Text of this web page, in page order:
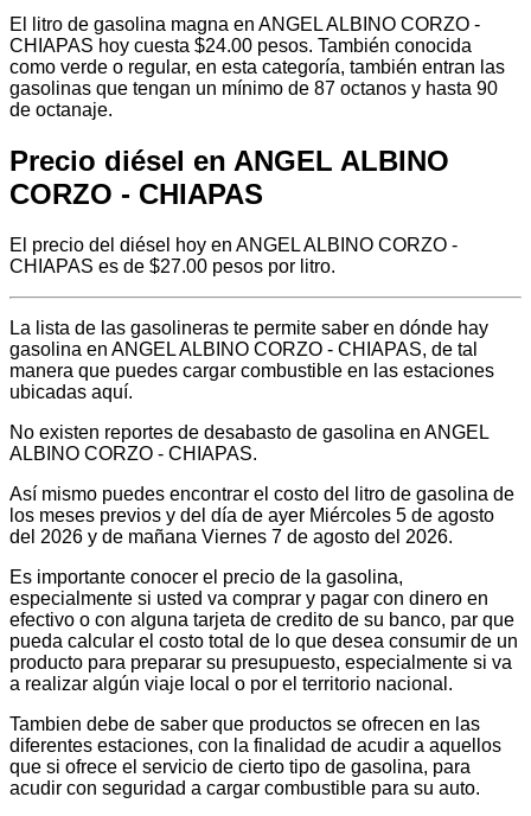
El litro de gasolina magna en ANGEL ALBINO CORZO -
CHIAPAS hoy cuesta $24.00 pesos. También conocida
como verde o regular, en esta categoría, también entran las
gasolinas que tengan un mínimo de 87 octanos y hasta 90
de octanaje.
Precio diésel en ANGEL ALBINO
CORZO - CHIAPAS
El precio del diésel hoy en ANGEL ALBINO CORZO -
CHIAPAS es de $27.00 pesos por litro.
La lista de las gasolineras te permite saber en dónde hay
gasolina en ANGEL ALBINO CORZO - CHIAPAS, de tal
manera que puedes cargar combustible en las estaciones
ubicadas aquí.
No existen reportes de desabasto de gasolina en ANGEL
ALBINO CORZO - CHIAPAS.
Así mismo puedes encontrar el costo del litro de gasolina de
los meses previos y del día de ayer Miércoles 5 de agosto
del 2026 y de mañana Viernes 7 de agosto del 2026.
Es importante conocer el precio de la gasolina,
especialmente si usted va comprar y pagar con dinero en
efectivo o con alguna tarjeta de credito de su banco, par que
pueda calcular el costo total de lo que desea consumir de un
producto para preparar su presupuesto, especialmente si va
a realizar algún viaje local o por el territorio nacional.
Tambien debe de saber que productos se ofrecen en las
diferentes estaciones, con la finalidad de acudir a aquellos
que si ofrece el servicio de cierto tipo de gasolina, para
acudir con seguridad a cargar combustible para su auto.